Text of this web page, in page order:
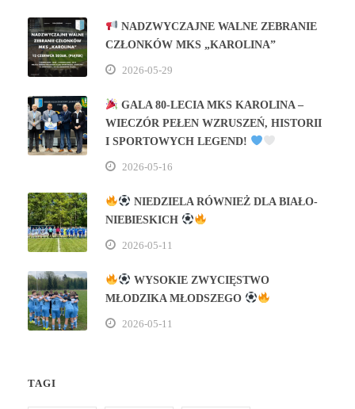
NADZWYCZAJNE WALNE ZEBRANIE
CZŁONKÓW MKS „KAROLINA”
2026-05-29
GALA 80‑LECIA MKS KAROLINA –
WIECZÓR PEŁEN WZRUSZEŃ, HISTORII
I SPORTOWYCH LEGEND!
2026-05-16
NIEDZIELA RÓWNIEŻ DLA BIAŁO-
NIEBIESKICH
2026-05-11
WYSOKIE ZWYCIĘSTWO
MŁODZIKA MŁODSZEGO
2026-05-11
TAGI